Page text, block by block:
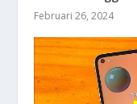
Februari 26, 2024